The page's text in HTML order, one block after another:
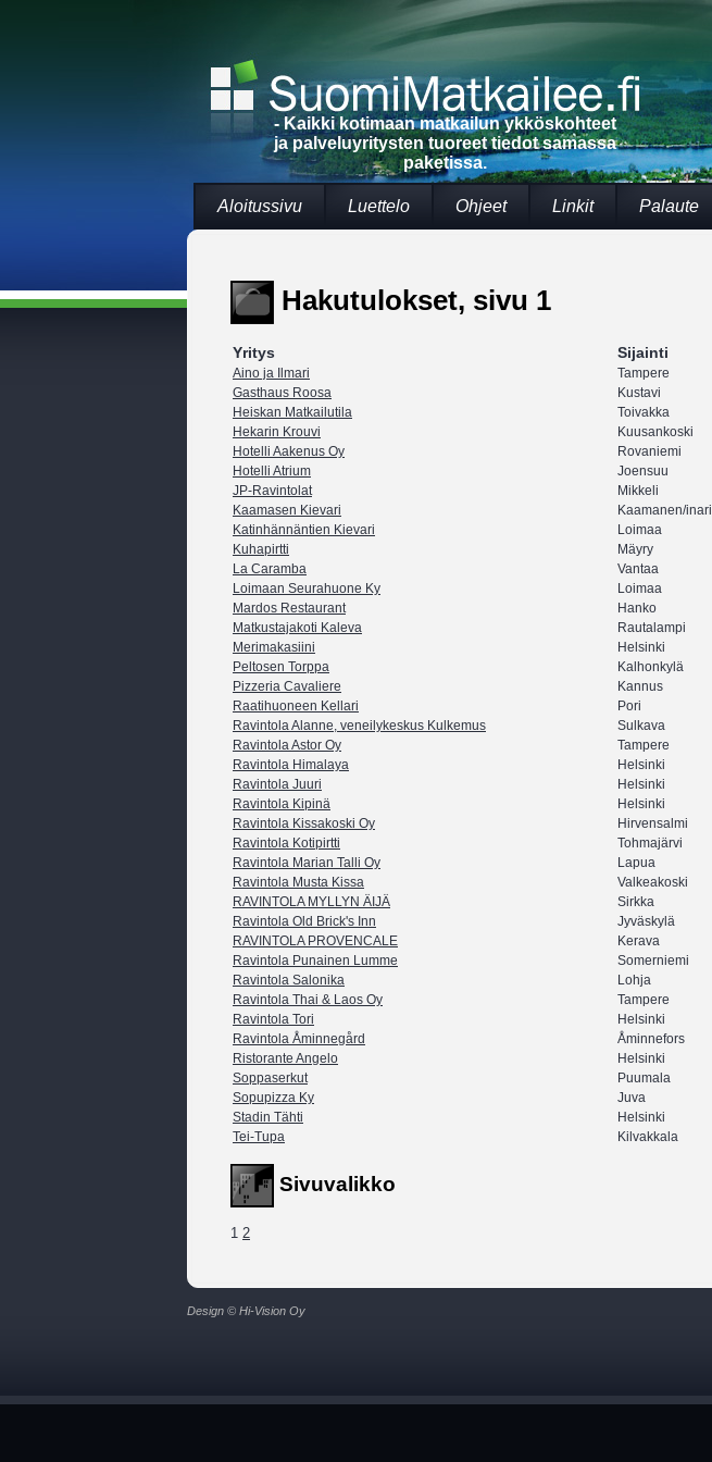
- Kaikki kotimaan matkailun ykköskohteet
ja palveluyritysten tuoreet tiedot samassa
paketissa.
Aloitussivu Luettelo Ohjeet Linkit Palaute
Hakutulokset, sivu 1
Yritys Sijainti
Aino ja Ilmari
Tampere
Gasthaus Roosa
Kustavi
Heiskan Matkailutila
Toivakka
Hekarin Krouvi
Kuusankoski
Hotelli Aakenus Oy
Rovaniemi
Hotelli Atrium
Joensuu
JP-Ravintolat
Mikkeli
Kaamasen Kievari
Kaamanen/inari
Katinhännäntien Kievari
Loimaa
Kuhapirtti
Mäyry
La Caramba
Vantaa
Loimaan Seurahuone Ky
Loimaa
Mardos Restaurant
Hanko
Matkustajakoti Kaleva
Rautalampi
Merimakasiini
Helsinki
Peltosen Torppa
Kalhonkylä
Pizzeria Cavaliere
Kannus
Raatihuoneen Kellari
Pori
Ravintola Alanne, veneilykeskus Kulkemus
Sulkava
Ravintola Astor Oy
Tampere
Ravintola Himalaya
Helsinki
Ravintola Juuri
Helsinki
Ravintola Kipinä
Helsinki
Ravintola Kissakoski Oy
Hirvensalmi
Ravintola Kotipirtti
Tohmajärvi
Ravintola Marian Talli Oy
Lapua
Ravintola Musta Kissa
Valkeakoski
RAVINTOLA MYLLYN ÄIJÄ
Sirkka
Ravintola Old Brick's Inn
Jyväskylä
RAVINTOLA PROVENCALE
Kerava
Ravintola Punainen Lumme
Somerniemi
Ravintola Salonika
Lohja
Ravintola Thai & Laos Oy
Tampere
Ravintola Tori
Helsinki
Ravintola Åminnegård
Åminnefors
Ristorante Angelo
Helsinki
Soppaserkut
Puumala
Sopupizza Ky
Juva
Stadin Tähti
Helsinki
Tei-Tupa
Kilvakkala
Sivuvalikko
1 2
Design © Hi-Vision Oy